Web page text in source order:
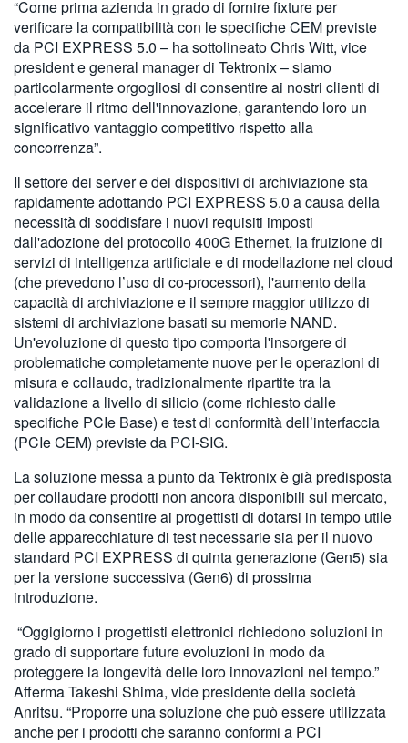
“Come prima azienda in grado di fornire fixture per
verificare la compatibilità con le specifiche CEM previste
da PCI EXPRESS 5.0 – ha sottolineato Chris Witt, vice
president e general manager di Tektronix – siamo
particolarmente orgogliosi di consentire ai nostri clienti di
accelerare il ritmo dell'innovazione, garantendo loro un
significativo vantaggio competitivo rispetto alla
concorrenza”.
Il settore dei server e dei dispositivi di archiviazione sta
rapidamente adottando PCI EXPRESS 5.0 a causa della
necessità di soddisfare i nuovi requisiti imposti
dall'adozione del protocollo 400G Ethernet, la fruizione di
servizi di intelligenza artificiale e di modellazione nel cloud
(che prevedono l’uso di co-processori), l'aumento della
capacità di archiviazione e il sempre maggior utilizzo di
sistemi di archiviazione basati su memorie NAND.
Un'evoluzione di questo tipo comporta l'insorgere di
problematiche completamente nuove per le operazioni di
misura e collaudo, tradizionalmente ripartite tra la
validazione a livello di silicio (come richiesto dalle
specifiche PCIe Base) e test di conformità dell’interfaccia
(PCIe CEM) previste da PCI-SIG.
La soluzione messa a punto da Tektronix è già predisposta
per collaudare prodotti non ancora disponibili sul mercato,
in modo da consentire ai progettisti di dotarsi in tempo utile
delle apparecchiature di test necessarie sia per il nuovo
standard PCI EXPRESS di quinta generazione (Gen5) sia
per la versione successiva (Gen6) di prossima
introduzione.
“Oggigiorno i progettisti elettronici richiedono soluzioni in
grado di supportare future evoluzioni in modo da
proteggere la longevità delle loro innovazioni nel tempo.”
Afferma Takeshi Shima, vide presidente della società
Anritsu. “Proporre una soluzione che può essere utilizzata
anche per i prodotti che saranno conformi a PCI